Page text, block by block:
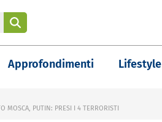
Approfondimenti Lifestyle
MOSCA, PUTIN: PRESI I 4 TERRORISTI